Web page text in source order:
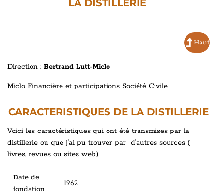
LA DISTILLERIE
Haut
Direction : Bertrand Lutt-Miclo
Miclo Financière et participations Société Civile
CARACTERISTIQUES DE LA DISTILLERIE
Voici les caractéristiques qui ont été transmises par la
distillerie ou que j'ai pu trouver par d'autres sources (
livres, revues ou sites web)
Date de
fondation
1962